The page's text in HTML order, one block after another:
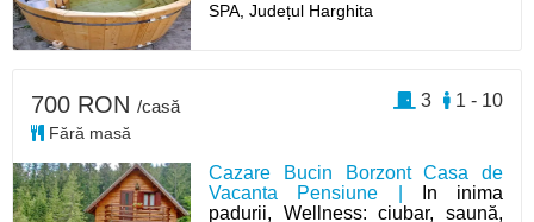
SPA, Județul Harghita
Cazare Bucin Borzont Casa de
Vacanta Pensiune |
In inima
padurii, Wellness: ciubar, saună,
700 RON /casă
Fără masă
1 - 10
3